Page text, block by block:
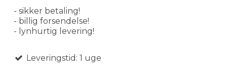
- sikker betaling!
- billig forsendelse!
- lynhurtig levering!
Leveringstid: 1 uge